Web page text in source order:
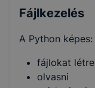
Fájlkezelés
A Python képes:
fájlokat
olvasni